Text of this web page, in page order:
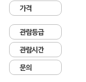
가격
관람등급
관람시간
문의